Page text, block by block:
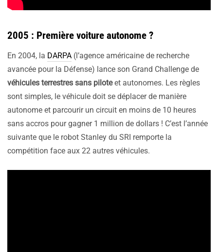
2005 : Première voiture autonome ?
En 2004, la DARPA (l’agence américaine de recherche
avancée pour la Défense) lance son Grand Challenge de
véhicules terrestres sans piloteet autonomes. Les règles
sont simples, le véhicule doit se déplacer de manière
autonome et parcourir un circuit en moins de 10 heures
sans accros pour gagner 1 million de dollars ! C’est l’année
suivante que le robot Stanley du SRI remporte la
compétition face aux 22 autres véhicules.